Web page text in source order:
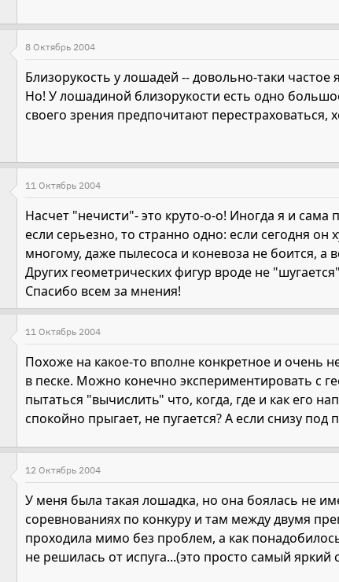
8 Октябрь 2004
Близорукость у лошадей -- довольно-таки
Но! У лошадиной близорукости есть одно
своего зрения предпочитают
11 Октябрь 2004
Насчет "нечисти"- это круто-о-о! Иногда я и
если серьезно, то странно одно: если сегодня он
многому, даже пылесоса и коневоза не боится, а
Других геометрических фигур вроде не
Спасибо всем за мнения!
11 Октябрь 2004
Похоже на какое-то вполне конкретное и очень
в песке. Можно конечно экспериментировать с
пытаться "вычислить" что, когда, где и как его
спокойно прыгает, не пугается? А если снизу
12 Октябрь 2004
У меня была такая лошадка, но она боялась не
соревнованиях по конкуру и там между двумя
проходила мимо без проблем, а как
не решилась от испуга...(это просто самый яркий